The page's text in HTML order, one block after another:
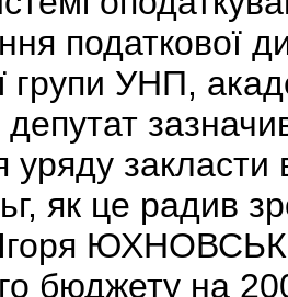
податкової
групи УНП,
уряду
як це радив
бюджету на